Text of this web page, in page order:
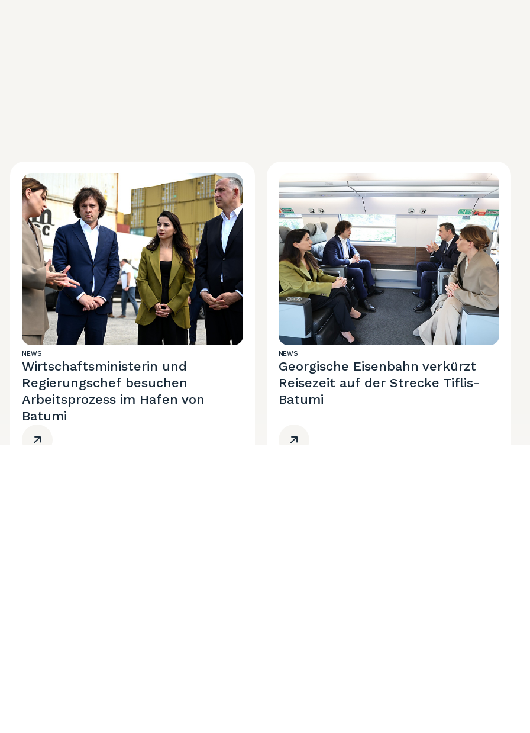
NEWS
Wirtschaftsministerin und
Regierungschef besuchen
Arbeitsprozess im Hafen von
Batumi
NEWS
Georgische Eisenbahn verkürzt
Reisezeit auf der Strecke Tiflis-
Batumi